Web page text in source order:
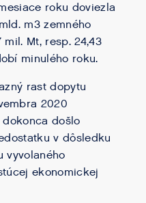
roku doviezla
m3 zemného
mil. Mt, resp. 24,43
minulého roku.
rast dopytu
2020
došlo
v dôsledku
vyvolaného
ekonomickej